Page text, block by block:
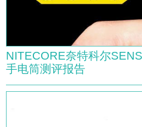
NITECORE奈特科尔
手电筒测评报告